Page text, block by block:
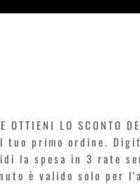
OTTIENI LO SCONTO
primo ordine. Digita
spesa in 3 rate
è valido solo per